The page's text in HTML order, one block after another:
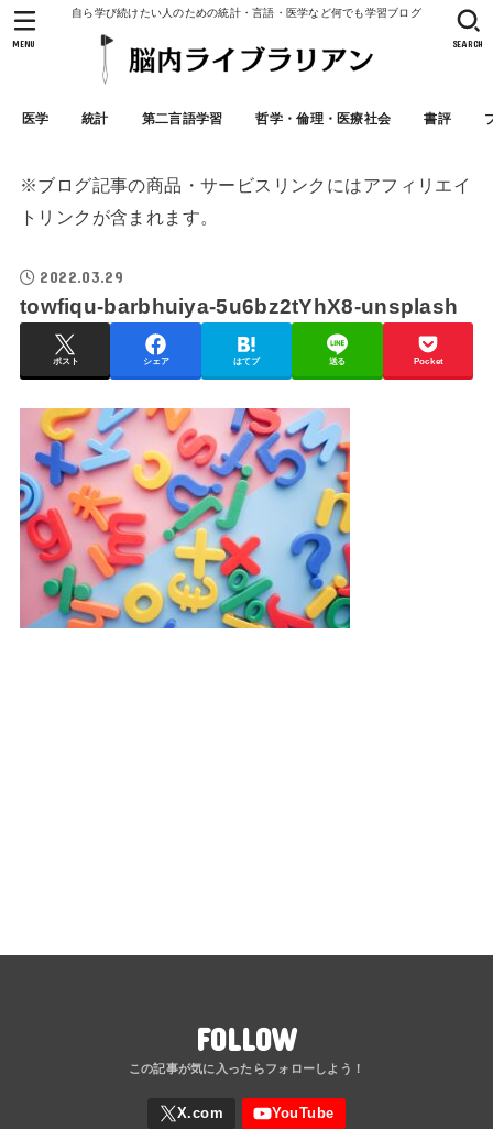
自ら学び続けたい人のための統計・言語・医学など何でも学習ブログ
医学 統計 第二言語学習 哲学・倫理・医療社会 書評
SEARCH
MENU
※ブログ記事の商品・サービスリンクにはアフィリエイ
トリンクが含まれます。
2022.03.29
towfiqu-barbhuiya-5u6bz2tYhX8-unsplash
ポスト シェア はてブ 送る Pocket
FOLLOW